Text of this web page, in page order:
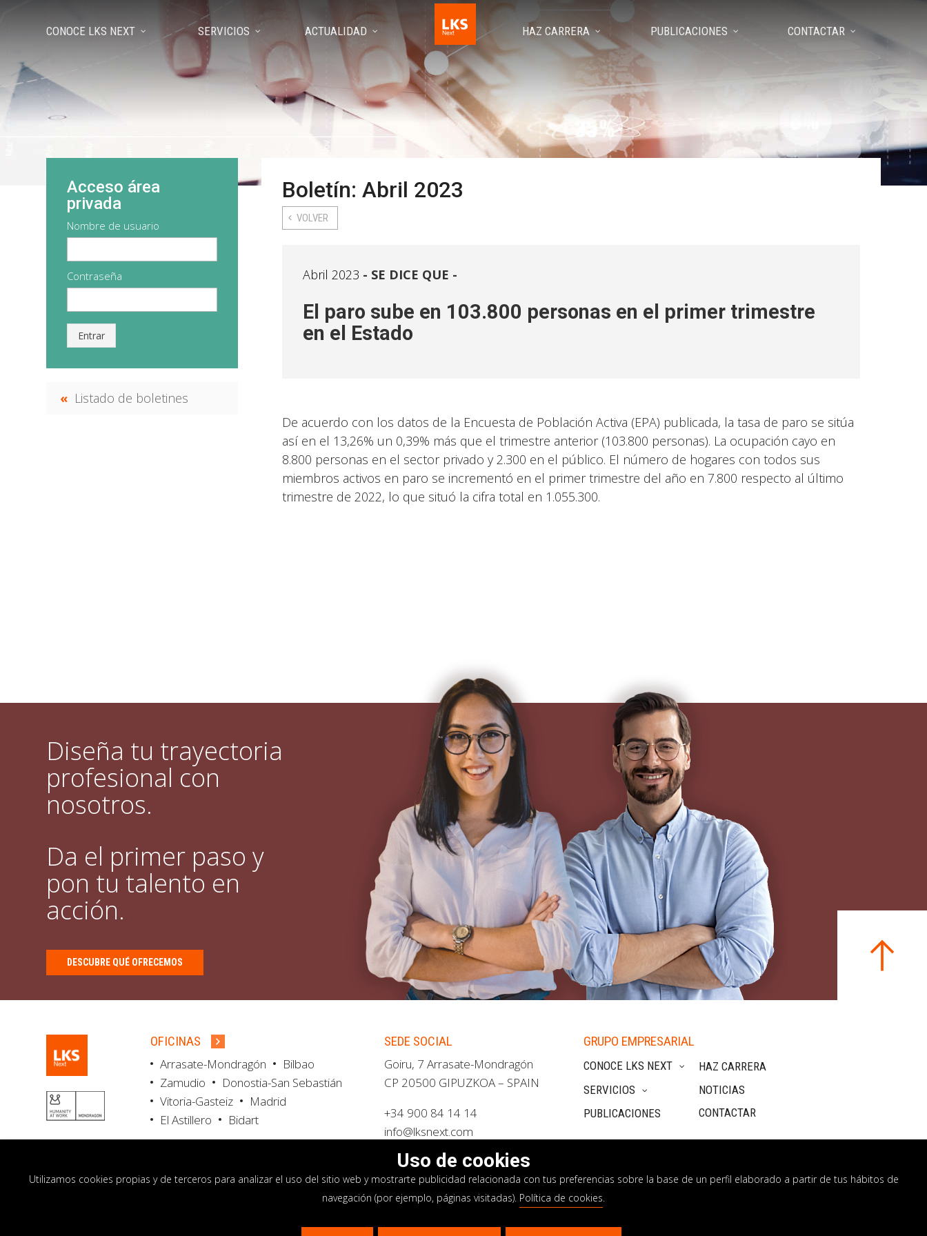
CONOCE LKS NEXT SERVICIOS ACTUALIDAD HAZ CARRERA PUBLICACIONES CONTACTAR
Boletín: Abril 2023
VOLVER
Abril 2023 SE DICE QUE -
El paro sube en 103.800 personas en el primer trimestre
en el Estado
De acuerdo con los datos de la Encuesta de Población Activa (EPA) publicada, la tasa de paro se sitúa
así en el 13,26% un 0,39% más que el trimestre anterior (103.800 personas). La ocupación cayo en
8.800 personas en el sector privado y 2.300 en el público. El número de hogares con todos sus
miembros activos en paro se incrementó en el primer trimestre del año en 7.800 respecto al último
trimestre de 2022, lo que situó la cifra total en 1.055.300.
Acceso área
privada
Nombre de usuario
Contraseña
Entrar
Listado de boletines
Diseña tu trayectoria
profesional con
nosotros.
Da el primer paso y
pon tu talento en
acción.
DESCUBRE QUÉ OFRECEMOS
OFICINAS
Arrasate-Mondragón
Bilbao
Zamudio
Donostia-San Sebastián
Vitoria-Gasteiz
Madrid
El Astillero
Bidart
SEDE SOCIAL
Goiru, 7 Arrasate-Mondragón
CP 20500 GIPUZKOA – SPAIN
+34 900 84 14 14
info@lksnext.com
GRUPO EMPRESARIAL
CONOCE LKS NEXT
SERVICIOS
PUBLICACIONES
HAZ CARRERA
NOTICIAS
CONTACTAR
Portal de privacidad Política de cookies Sistema interno información
Uso de cookies
Utilizamos cookies propias y de terceros para analizar el uso del sitio web y mostrarte publicidad relacionada con tus preferencias sobre la base de un perfil elaborado a partir de tus hábitos de
navegación (por ejemplo, páginas visitadas). Política de cookies.